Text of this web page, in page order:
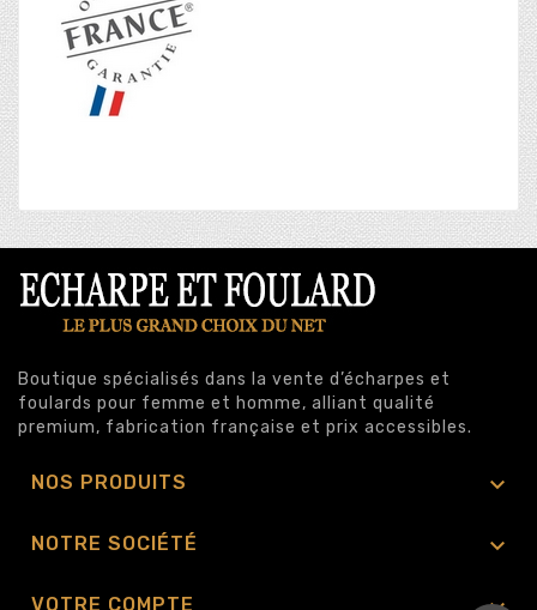
Boutique spécialisés dans la vente d’écharpes et
foulards pour femme et homme, alliant qualité
premium, fabrication française et prix accessibles.
NOS PRODUITS 
NOTRE SOCIÉTÉ 
VOTRE COMPTE